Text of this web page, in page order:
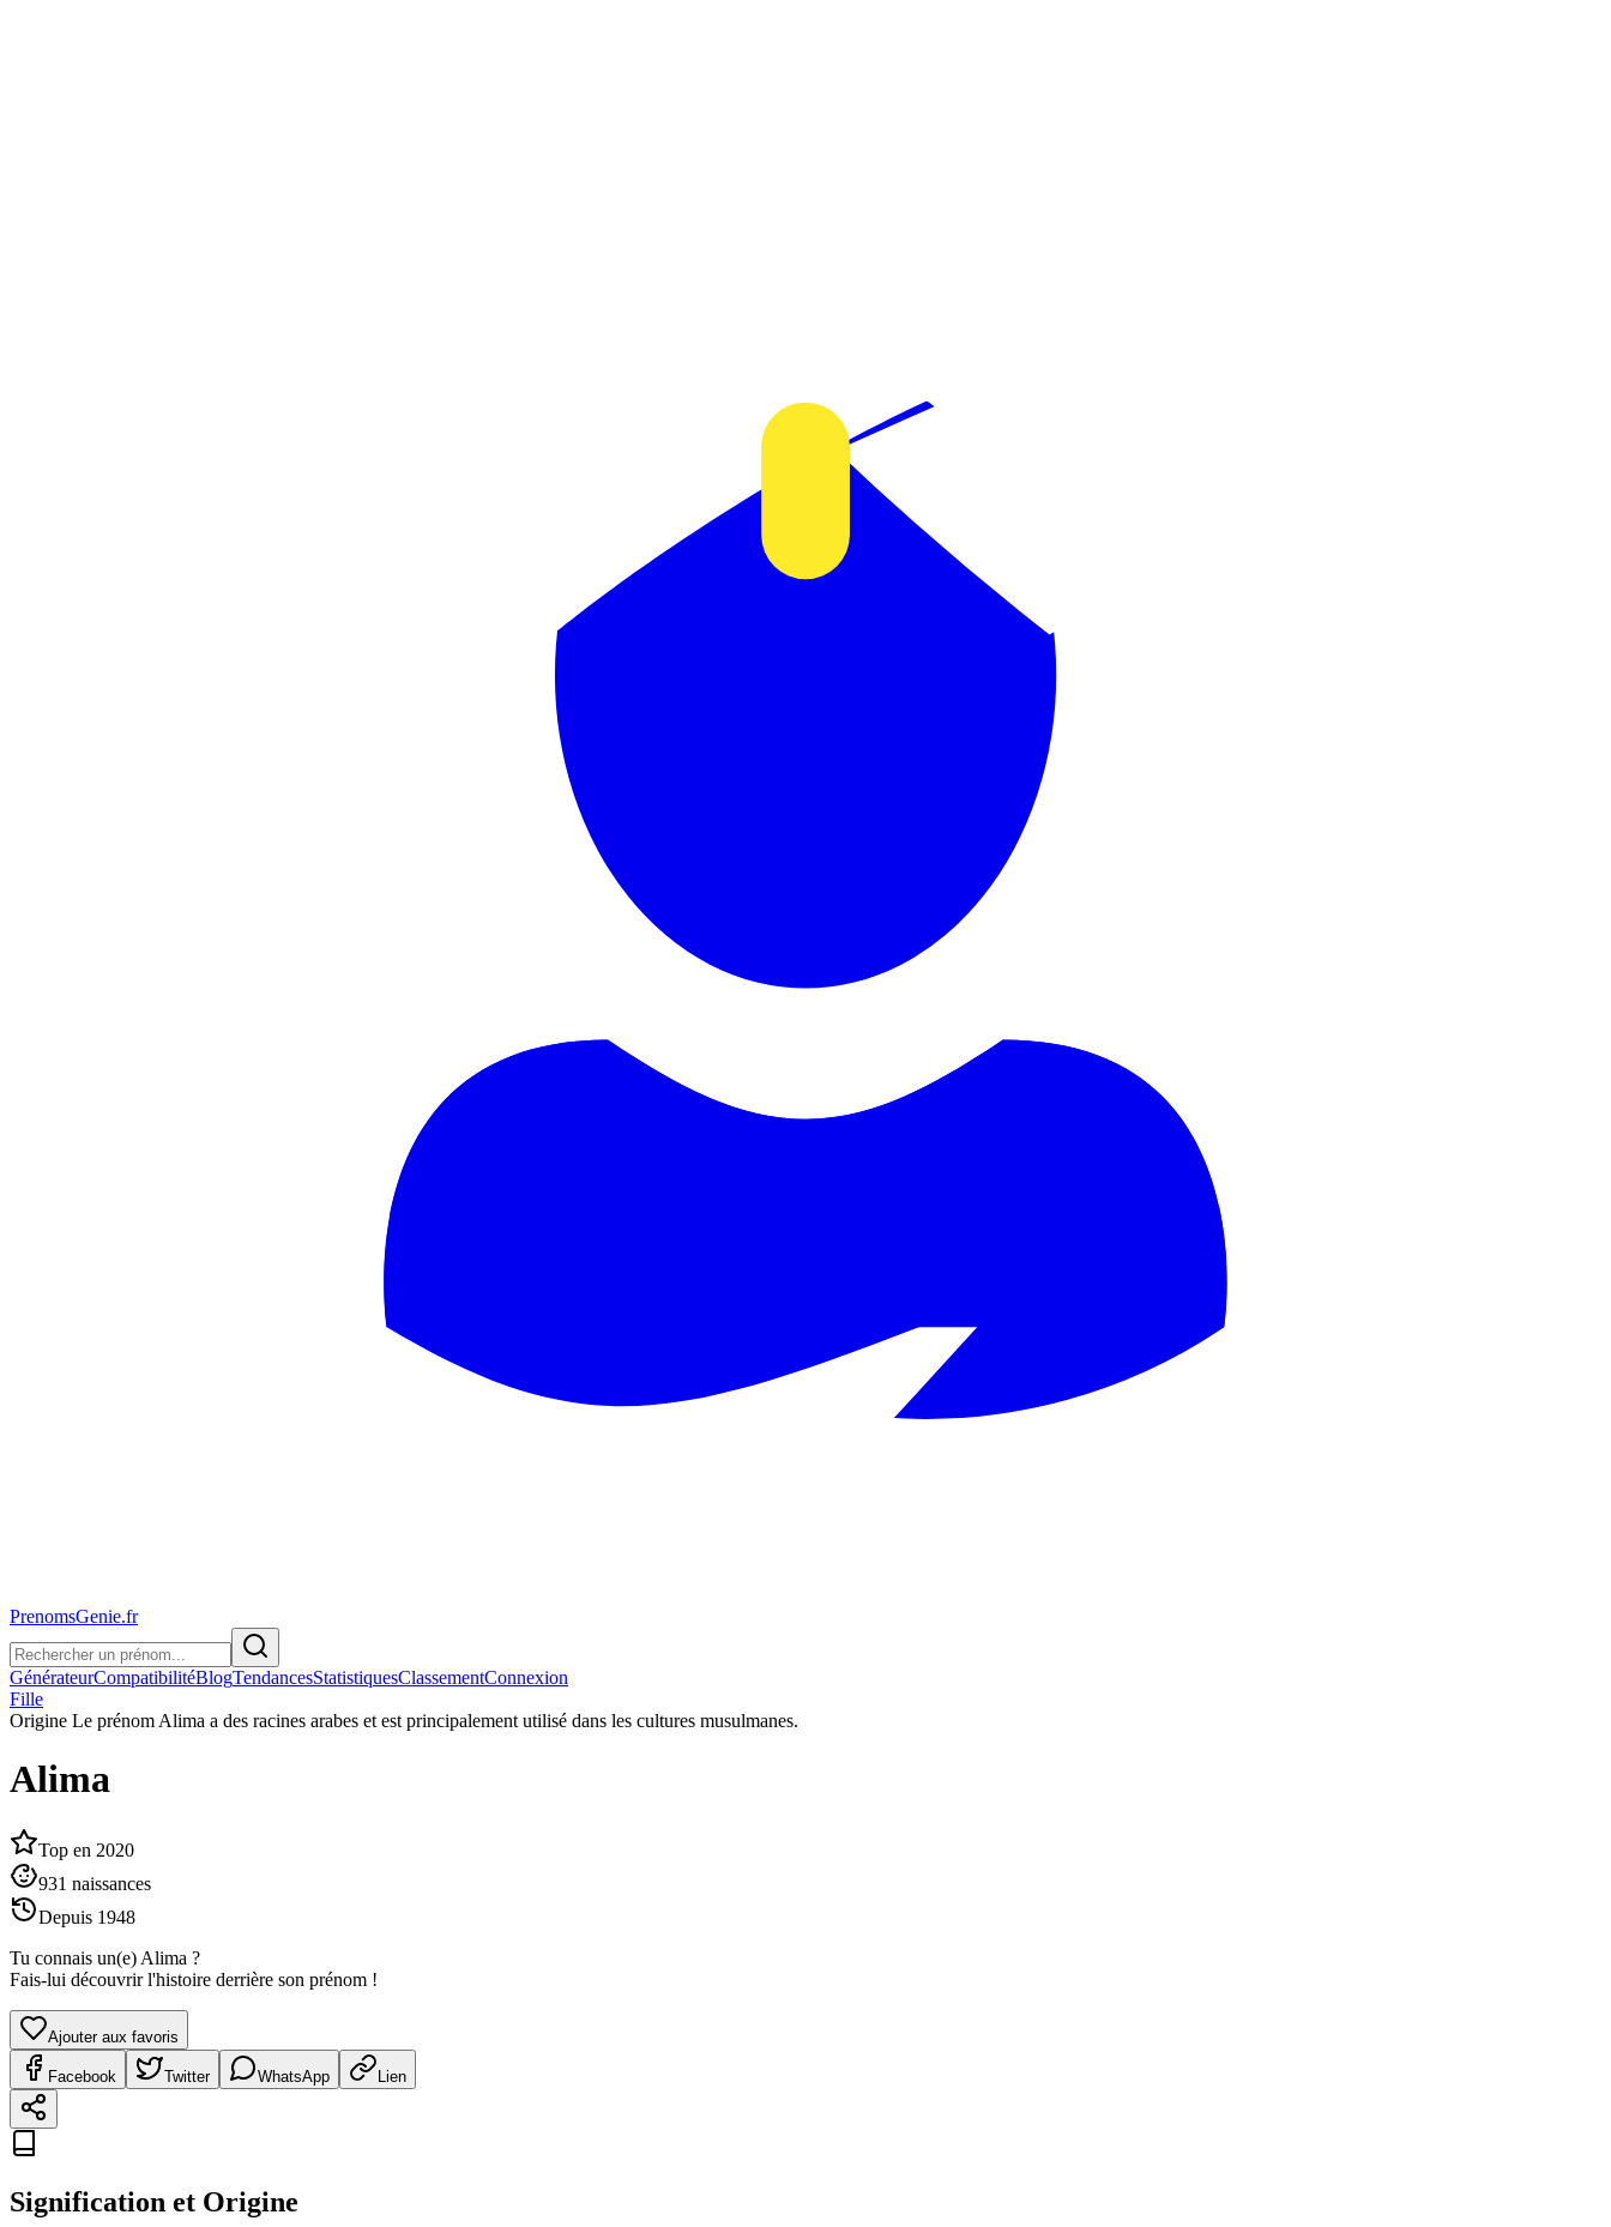
PrenomsGenie.fr
GénérateurCompatibilitéBlogTendancesStatistiquesClassementConnexion
Fille
Origine Le prénom Alima a des racines arabes et est principalement utilisé dans les cultures musulmanes.
Alima
Top en 2020
931 naissances
Depuis 1948
Tu connais un(e) Alima ?
Fais-lui découvrir l'histoire derrière son prénom !
Ajouter aux favoris
Facebook Twitter WhatsApp Lien
Signification et Origine